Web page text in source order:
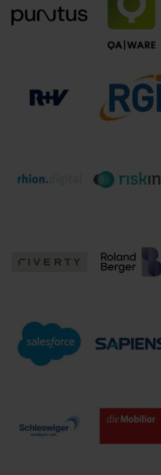
Profidata Group Protiviti
puntus GmbH QAware GmbH
AG RGI Gruppe
Versicherung AG riskine GmbH
riverty Roland Berger
Salesforce Sapiens
Germany